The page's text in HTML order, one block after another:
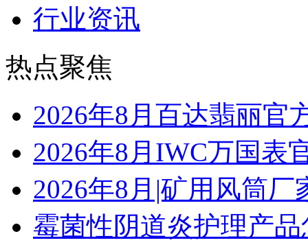
行业资讯
热点聚焦
2026年8月百达翡丽官
2026年8月IWC万国表
2026年8月|矿用风筒厂
霉菌性阴道炎护理产